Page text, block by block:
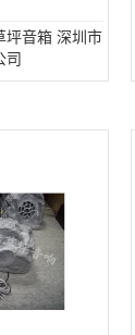
坪音箱 深圳市
司